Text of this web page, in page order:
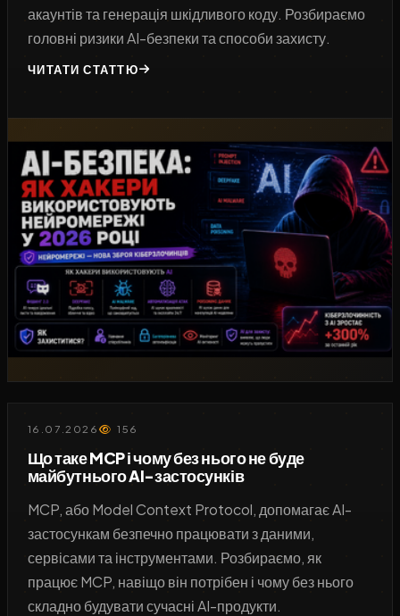
акаунтів та генерація шкідливого коду. Розбираємо
головні ризики AI-безпеки та способи захисту.
ЧИТАТИ СТАТТЮ
16.07.2026 156
Що таке MCP і чому без нього не буде
майбутнього AI-застосунків
MCP, або Model Context Protocol, допомагає AI-
застосункам безпечно працювати з даними,
сервісами та інструментами. Розбираємо, як
працює MCP, навіщо він потрібен і чому без нього
складно будувати сучасні AI-продукти.